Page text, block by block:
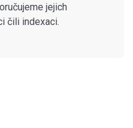
jejich
čili indexaci.